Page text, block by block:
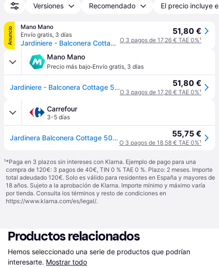
Versiones Recomendado El precio incluye
Anuncio
Mano Mano
Envío gratis, 3 días
Jardiniere - Balconera Cottage 50 - Kit Complet - Blanc - 8 L - Lechuza
51,80 €
O 3 pagos de 17,26 € TAE 0%¹
Mano Mano
Precio más bajo·Envío gratis, 3 días
Jardiniere - Balconera Cottage 50 - Kit Complet - Blanc - 8 L - Lechuza 51,80 €
O 3 pagos de 17,26 € TAE 0%¹
Carrefour
3-5 días
Jardinera Balconera Cottage 50 All-in-one Blanco Lechuza 55,75 €
O 3 pagos de 18,58 € TAE 0%¹
¹*Paga en 3 plazos sin intereses con Klarna. Ejemplo de pago para una
compra de 120€: 3 pagos de 40€, TIN 0 % TAE 0 %. Plazo: 2 meses. Importe
total adeudado 120€. Solo es válido para residentes en España y mayores de
18 años. Sujeto a la aprobación de Klarna. Importe mínimo y máximo varía
por tienda. Consulta los términos y resto de condiciones en
https://www.klarna.com/es/legal/.
Productos relacionados
Hemos seleccionado una serie de productos que podrían
interesarte. Mostrar todo